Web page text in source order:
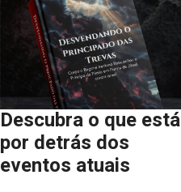
Descubra o que está
por detrás dos
eventos atuais